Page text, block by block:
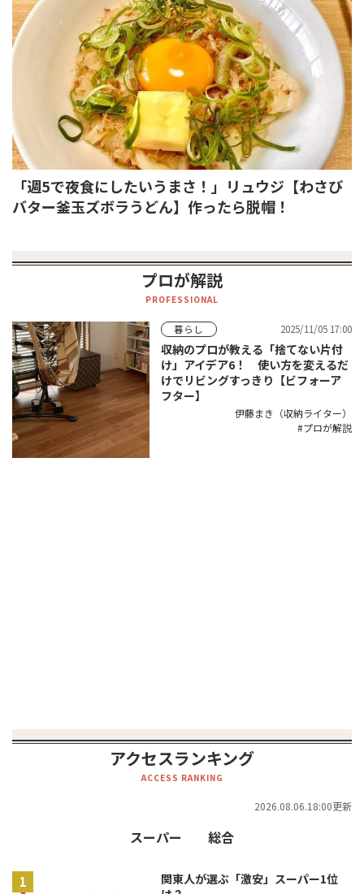
「週5で夜食にしたいうまさ！」リュウジ【わさび
バター釜玉ズボラうどん】作ったら脱帽！
プロが解説
PROFESSIONAL
暮らし 2025/11/05 17:00
収納のプロが教える「捨てない片付
け」アイデア6！ 使い方を変えるだ
けでリビングすっきり【ビフォーア
フター】
伊藤まき（収納ライター）
プロが解説
アクセスランキング
ACCESS RANKING
2026.08.06.18:00更新
スーパー 総合
関東人が選ぶ「激安」スーパー1位